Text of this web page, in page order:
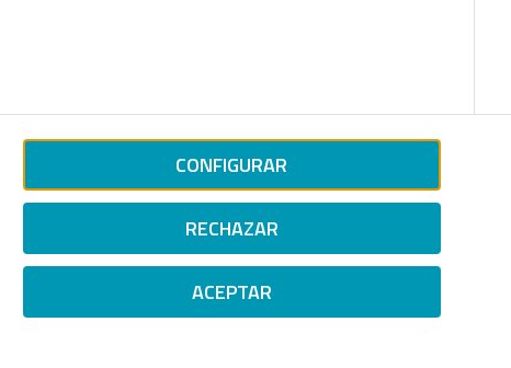
CONFIGURAR
RECHAZAR
ACEPTAR